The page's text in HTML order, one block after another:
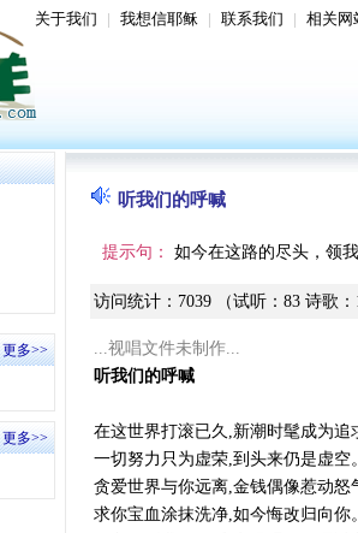
关于我们 | 我想信耶稣 | 联系我们 | 相关网
更多>>
更多>>
听我们的呼喊
提示句： 如今在这路的尽头，领
访问统计： 7039 （试听： 83 诗歌 ：
...视唱文件未制作...
听我们的呼喊
在这世界打滚已久,新潮时髦成为追
一切努力只为虚荣,到头
贪爱世界与你远离,金钱偶像惹动怒
求你宝血涂抹洗净,如今悔改归向你